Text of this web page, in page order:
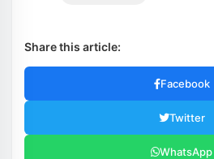
Share this article:
Facebook
Twitter
WhatsApp